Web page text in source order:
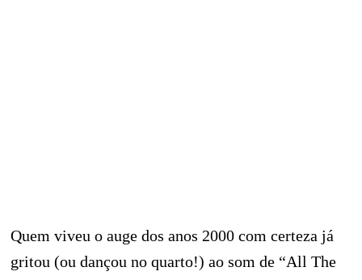
Quem viveu o auge dos anos 2000 com certeza já
gritou (ou dançou no quarto!) ao som de “All The